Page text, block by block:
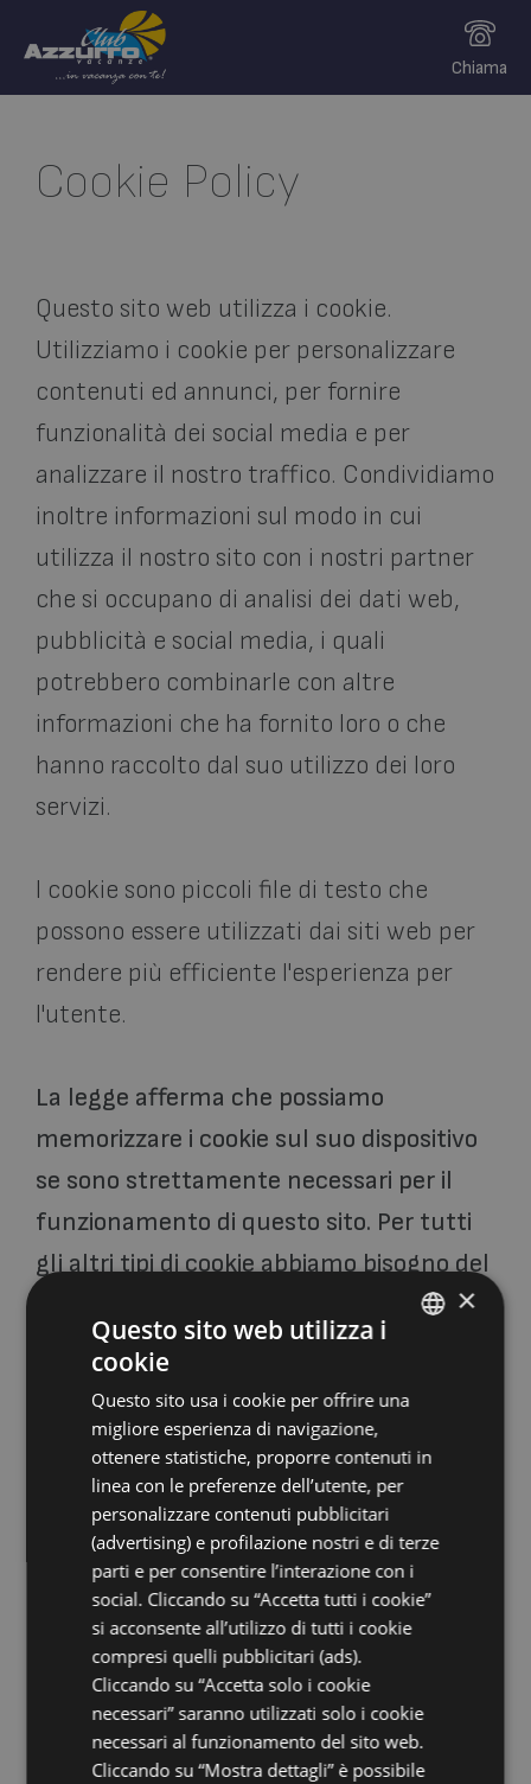
Chiama
Cookie Policy
Questo sito web utilizza i cookie.
Utilizziamo i cookie per personalizzare
contenuti ed annunci, per fornire
funzionalità dei social media e per
analizzare il nostro traffico. Condividiamo
inoltre informazioni sul modo in cui
utilizza il nostro sito con i nostri partner
che si occupano di analisi dei dati web,
pubblicità e social media, i quali
potrebbero combinarle con altre
informazioni che ha fornito loro o che
hanno raccolto dal suo utilizzo dei loro
servizi.
I cookie sono piccoli file di testo che
possono essere utilizzati dai siti web per
rendere più efficiente l'esperienza per
l'utente.
La legge afferma che possiamo
memorizzare i cookie sul suo dispositivo
se sono strettamente necessari per il
funzionamento di questo sito. Per tutti
gli altri tipi di cookie abbiamo bisogno del
suo permesso. Questo sito utilizza diversi
tipi di cookie. Alcuni cookie sono collocate
da servizi di terzi che compaiono sulle
nostre pagine. In qualsiasi momento è
possibile modificare o revocare il proprio
consenso dalla Dichiarazione dei cookie
sul nostro sito Web.
Necessari (4)
I cookie necessari contribuiscono a
rendere fruibile il sito web abilitandone
funzionalità di base quali la navigazione
ENGLISH
GERMAN
×
Questo sito web utilizza i
cookie
Questo sito usa i cookie per offrire una
migliore esperienza di navigazione,
ottenere statistiche, proporre contenuti in
linea con le preferenze dell’utente, per
personalizzare contenuti pubblicitari
(advertising) e profilazione nostri e di terze
parti e per consentire l’interazione con i
social. Cliccando su “Accetta tutti i cookie”
si acconsente all’utilizzo di tutti i cookie
compresi quelli pubblicitari (ads).
Cliccando su “Accetta solo i cookie
necessari” saranno utilizzati solo i cookie
necessari al funzionamento del sito web.
Cliccando su “Mostra dettagli” è possibile